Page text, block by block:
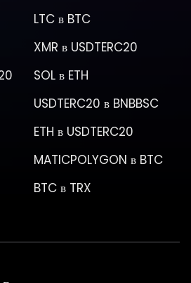
LTC в BTC
XMR в USDTERC20
SOL в ETH
USDTERC20 в BNBBSC
ETH в USDTERC20
MATICPOLYGON в BTC
BTC в TRX